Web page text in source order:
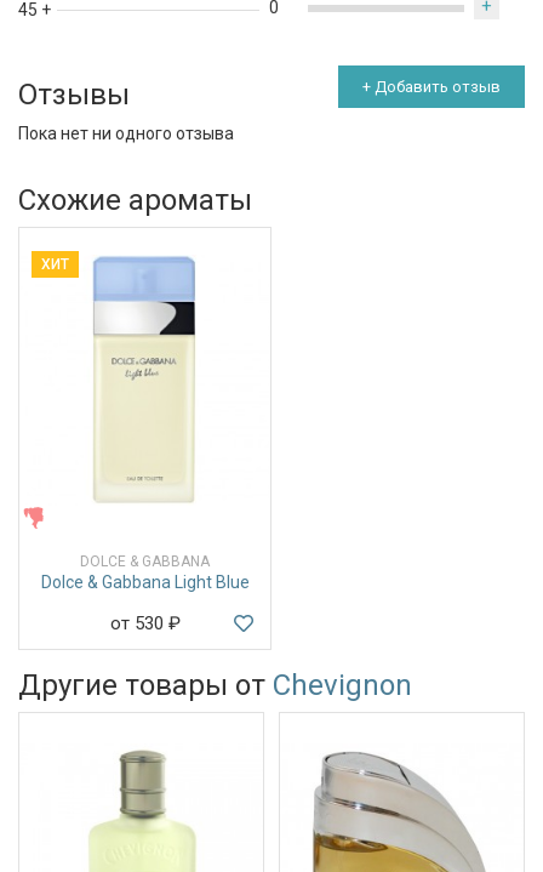
45 + 0 +
Отзывы + Добавить отзыв
Пока нет ни одного отзыва
Схожие ароматы
ХИТ
DOLCE & GABBANA
Dolce & Gabbana Light Blue
от 530 ₽
Другие товары от Chevignon